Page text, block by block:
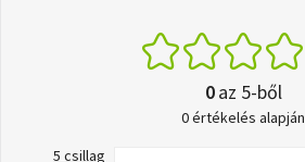
0az 5-ből
0 értékelés alapján
5 csillag